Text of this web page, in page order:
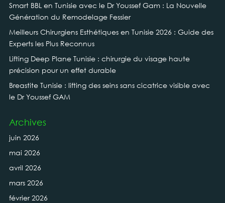
Smart BBL en Tunisie avec le Dr Youssef Gam : La Nouvelle
Génération du Remodelage Fessier
Meilleurs Chirurgiens Esthétiques en Tunisie 2026 : Guide des
Experts les Plus Reconnus
Lifting Deep Plane Tunisie : chirurgie du visage haute
précision pour un effet durable
Breastite Tunisie : lifting des seins sans cicatrice visible avec
le Dr Youssef GAM
Archives
juin 2026
mai 2026
avril 2026
mars 2026
février 2026